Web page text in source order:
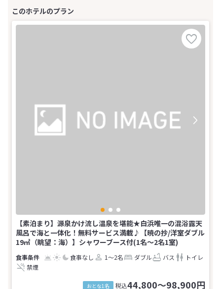
【素泊まり】源泉かけ流し温泉を堪能★白浜唯一の混浴露天
風呂で海と一体化！無料サービス満載♪【暁の抄/洋室ダブル
19㎡（眺望：海）】シャワーブース付(1名～2名1室)
食事なし 1～2名 ダブル バス
トイレ
禁煙
おとな1名 税込44,800～98,900円